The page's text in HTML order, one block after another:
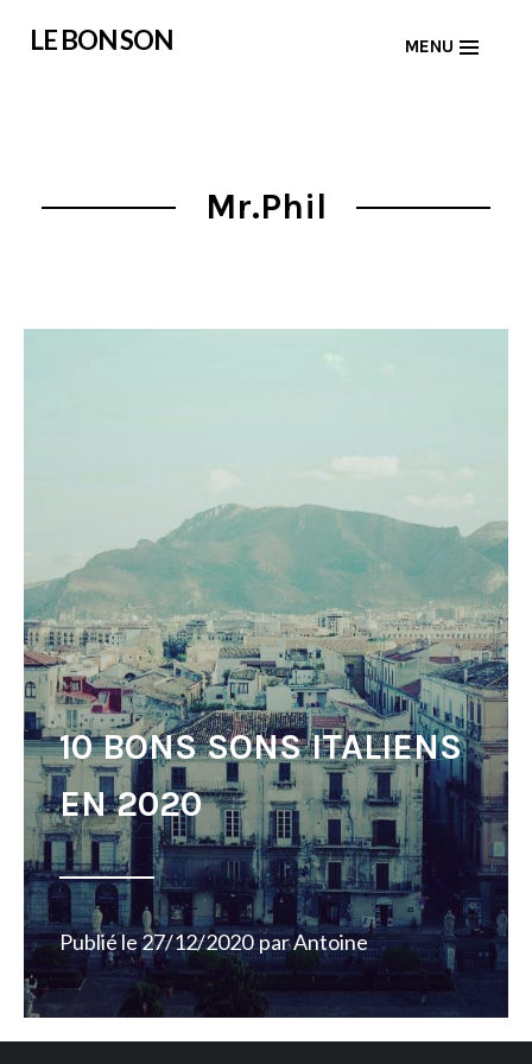
LE BON SON MENU
Mr.Phil
10 BONS SONS ITALIENS
EN 2020
Publié le27/12/2020 parAntoine